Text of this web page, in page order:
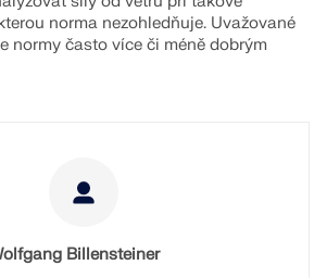
RFEM 6 pro rychlejší a
pracovní postupy.
norma nezohledňuje. Uvažované
normy často více či méně dobrým
Billensteiner